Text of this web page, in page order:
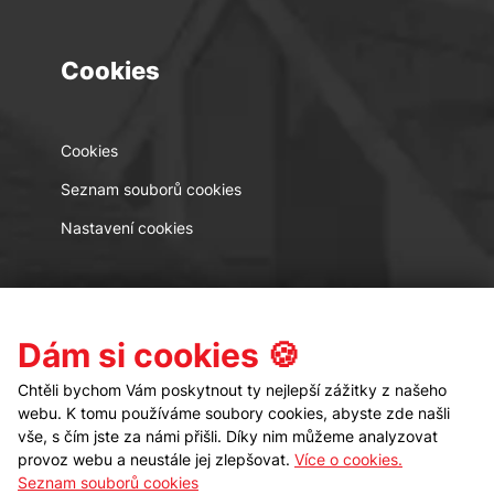
Cookies
Cookies
Seznam souborů cookies
Nastavení cookies
Kontakt Sledujte nás
Dám si cookies 🍪
Chtěli bychom Vám poskytnout ty nejlepší zážitky z našeho
webu. K tomu používáme soubory cookies, abyste zde našli
vše, s čím jste za námi přišli. Díky nim můžeme analyzovat
provoz webu a neustále jej zlepšovat. Více o cookies.
Seznam souborů cookies